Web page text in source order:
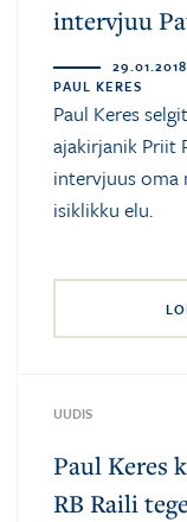
intervjuu
29.01.2018
PAUL KERES
Paul Keres
ajakirjanik Priit
intervjuus oma
isiklikku elu.
UUDIS
Paul Keres
RB Raili